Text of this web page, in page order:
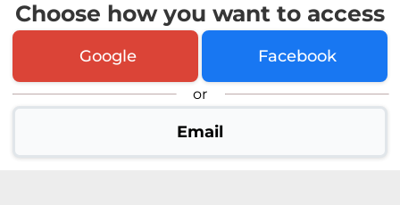
Choose how you want to access
Google Facebook
or
Email